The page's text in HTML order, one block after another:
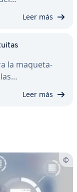
Leer más
la ma­que­ta­
Leer más